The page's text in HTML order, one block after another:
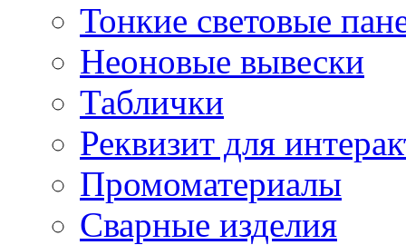
Тонкие световые
Неоновые вывески
Таблички
Реквизит для
Промоматериалы
Сварные изделия